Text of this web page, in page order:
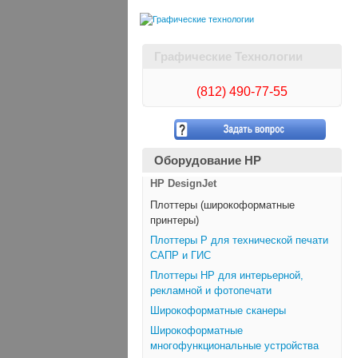
Графические Технологии
(812) 490-77-55
Оборудование HP
HP DesignJet
Плоттеры (широкоформатные
принтеры)
Плоттеры Р для технической печати
САПР и ГИС
Плоттеры НР для интерьерной,
рекламной и фотопечати
Широкоформатные сканеры
Широкоформатные
многофункциональные устройства